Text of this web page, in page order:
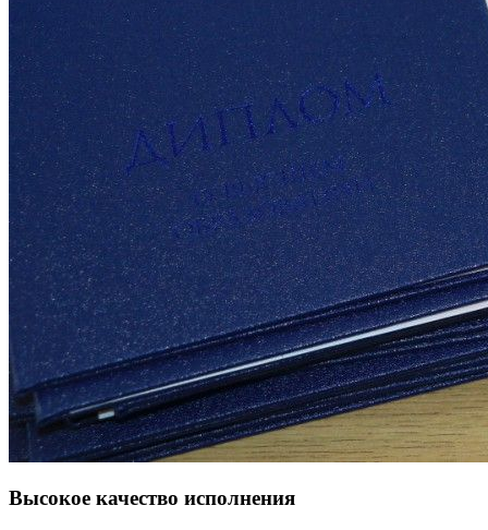
Высокое качество исполнения